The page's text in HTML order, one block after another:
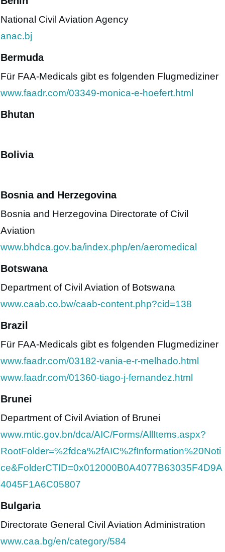
National Civil Aviation Agency
anac.bj
Bermuda
Für FAA-Medicals gibt es folgenden Flugmediziner
www.faadr.com/03349-monica-e-hoefert.html
Bhutan
Bolivia
Bosnia and Herzegovina
Bosnia and Herzegovina Directorate of Civil
Aviation
www.bhdca.gov.ba/index.php/en/aeromedical
Botswana
Department of Civil Aviation of Botswana
www.caab.co.bw/caab-content.php?cid=138
Brazil
Für FAA-Medicals gibt es folgenden Flugmediziner
www.faadr.com/03182-vania-e-r-melhado.html
www.faadr.com/01360-tiago-j-fernandez.html
Brunei
Department of Civil Aviation of Brunei
www.mtic.gov.bn/dca/AIC/Forms/AllItems.aspx?
RootFolder=%2fdca%2fAIC%2fInformation%20Noti
ce&FolderCTID=0x012000B0A4077B63035F4D9A
4045F1A6C05807
Bulgaria
Directorate General Civil Aviation Administration
www.caa.bg/en/category/584